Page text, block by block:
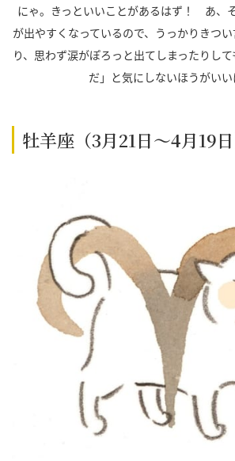
にゃ。きっといいことがあるはず！ あ、
が出やすくなっているので、うっかりきつ
り、思わず涙がぽろっと出てしまったりし
だ」と気にしないほうがいい
牡羊座（3月21日～4月19